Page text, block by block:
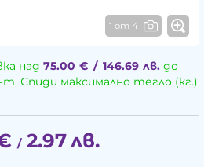
1 от 4
над 75.00 € / 146.69 лв.до
Спиди максимално тегло (кг.)
/ 2.97лв.